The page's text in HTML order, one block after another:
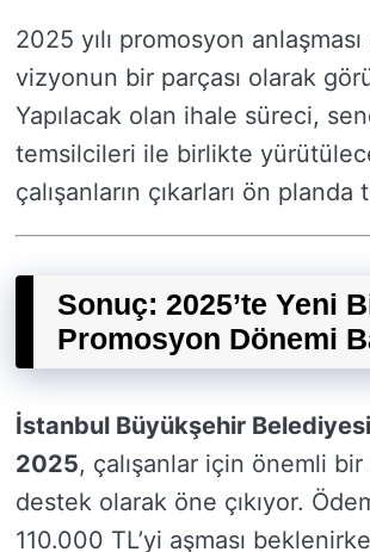
2025 yılı promosyon
vizyonun bir parçası olarak
Yapılacak olan ihale süreci,
temsilcileri ile birlikte
çalışanların çıkarları ön planda
Sonuç: 2025’te Yeni
Promosyon Dönemi
İstanbul Büyükşehir
2025, çalışanlar için önemli
destek olarak öne çıkıyor.
110.000 TL’yi aşması